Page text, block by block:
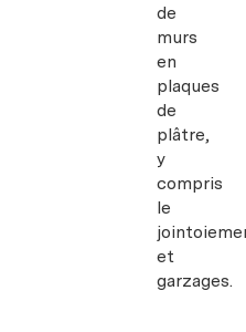
de
murs
en
plaques
de
plâtre,
y
compris
le
et
garzages.